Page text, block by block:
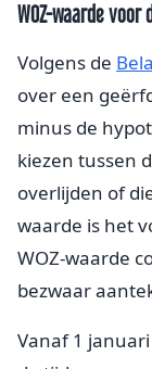
WOZ-waarde
Volgens de
over een
minus de
kiezen tussen
overlijden of
waarde is het
WOZ-waarde
bezwaar
Vanaf 1